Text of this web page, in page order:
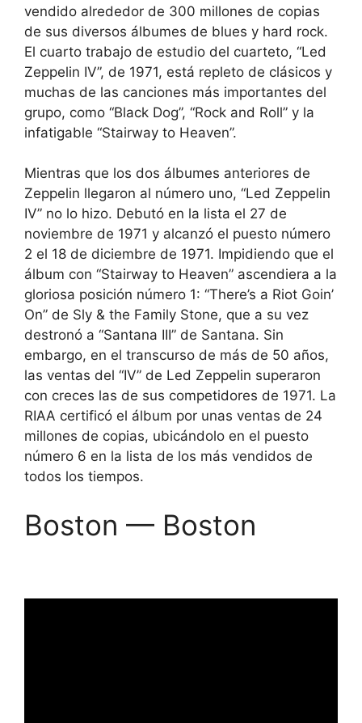
vendido alrededor de 300 millones de copias
de sus diversos álbumes de blues y hard rock.
El cuarto trabajo de estudio del cuarteto, “Led
Zeppelin IV”, de 1971, está repleto de clásicos y
muchas de las canciones más importantes del
grupo, como “Black Dog”, “Rock and Roll” y la
infatigable “Stairway to Heaven”.
Mientras que los dos álbumes anteriores de
Zeppelin llegaron al número uno, “Led Zeppelin
IV” no lo hizo. Debutó en la lista el 27 de
noviembre de 1971 y alcanzó el puesto número
2 el 18 de diciembre de 1971. Impidiendo que el
álbum con “Stairway to Heaven” ascendiera a la
gloriosa posición número 1: “There’s a Riot Goin’
On” de Sly & the Family Stone, que a su vez
destronó a “Santana III” de Santana. Sin
embargo, en el transcurso de más de 50 años,
las ventas del “IV” de Led Zeppelin superaron
con creces las de sus competidores de 1971. La
RIAA certificó el álbum por unas ventas de 24
millones de copias, ubicándolo en el puesto
número 6 en la lista de los más vendidos de
todos los tiempos.
Boston — Boston